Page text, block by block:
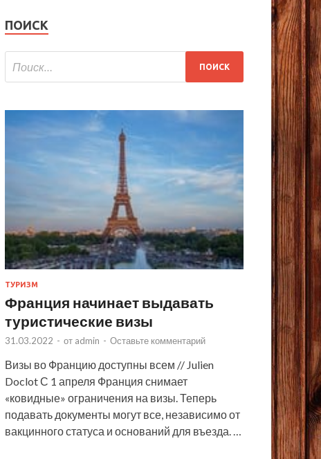
ПОИСК
ТУРИЗМ
Франция начинает выдавать
туристические визы
31.03.2022 - от admin - Оставьте комментарий
Визы во Францию доступны всем // Julien
Doclot С 1 апреля Франция снимает
«ковидные» ограничения на визы. Теперь
подавать документы могут все, независимо от
вакцинного статуса и оснований для въезда. …